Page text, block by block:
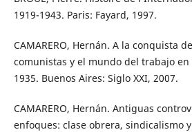
1919-1943. Paris: Fayard, 1997.
CAMARERO, Hernán. A la conquista
comunistas y el mundo del trabajo
1935. Buenos Aires: Siglo XXI, 2007.
CAMARERO, Hernán. Antiguas
enfoques: clase obrera, sindicalismo